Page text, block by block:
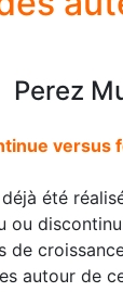
Perez
été
ou
de
autour de